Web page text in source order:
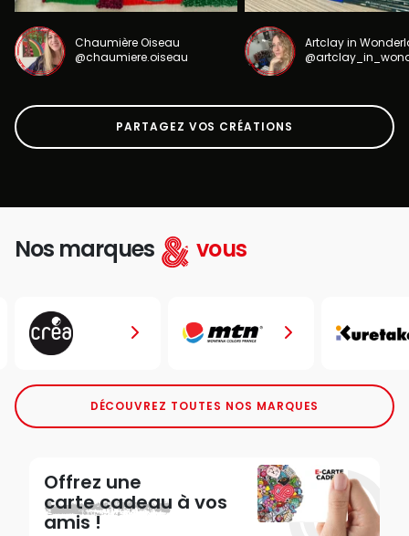
Chaumière Oiseau
@chaumiere.oiseau
Artclay in
PARTAGEZ VOS CRÉATIONS
Nos marques vous
DÉCOUVREZ TOUTES NOS MARQUES
Offrez une
carte cadeau à vos
amis !